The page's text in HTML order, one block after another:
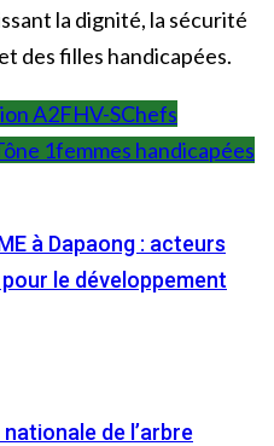
la dignité, la sécurité
des filles handicapées.
A2FHV-SChefs
1femmes handicapées
à Dapaong : acteurs
le développement
de l’arbre